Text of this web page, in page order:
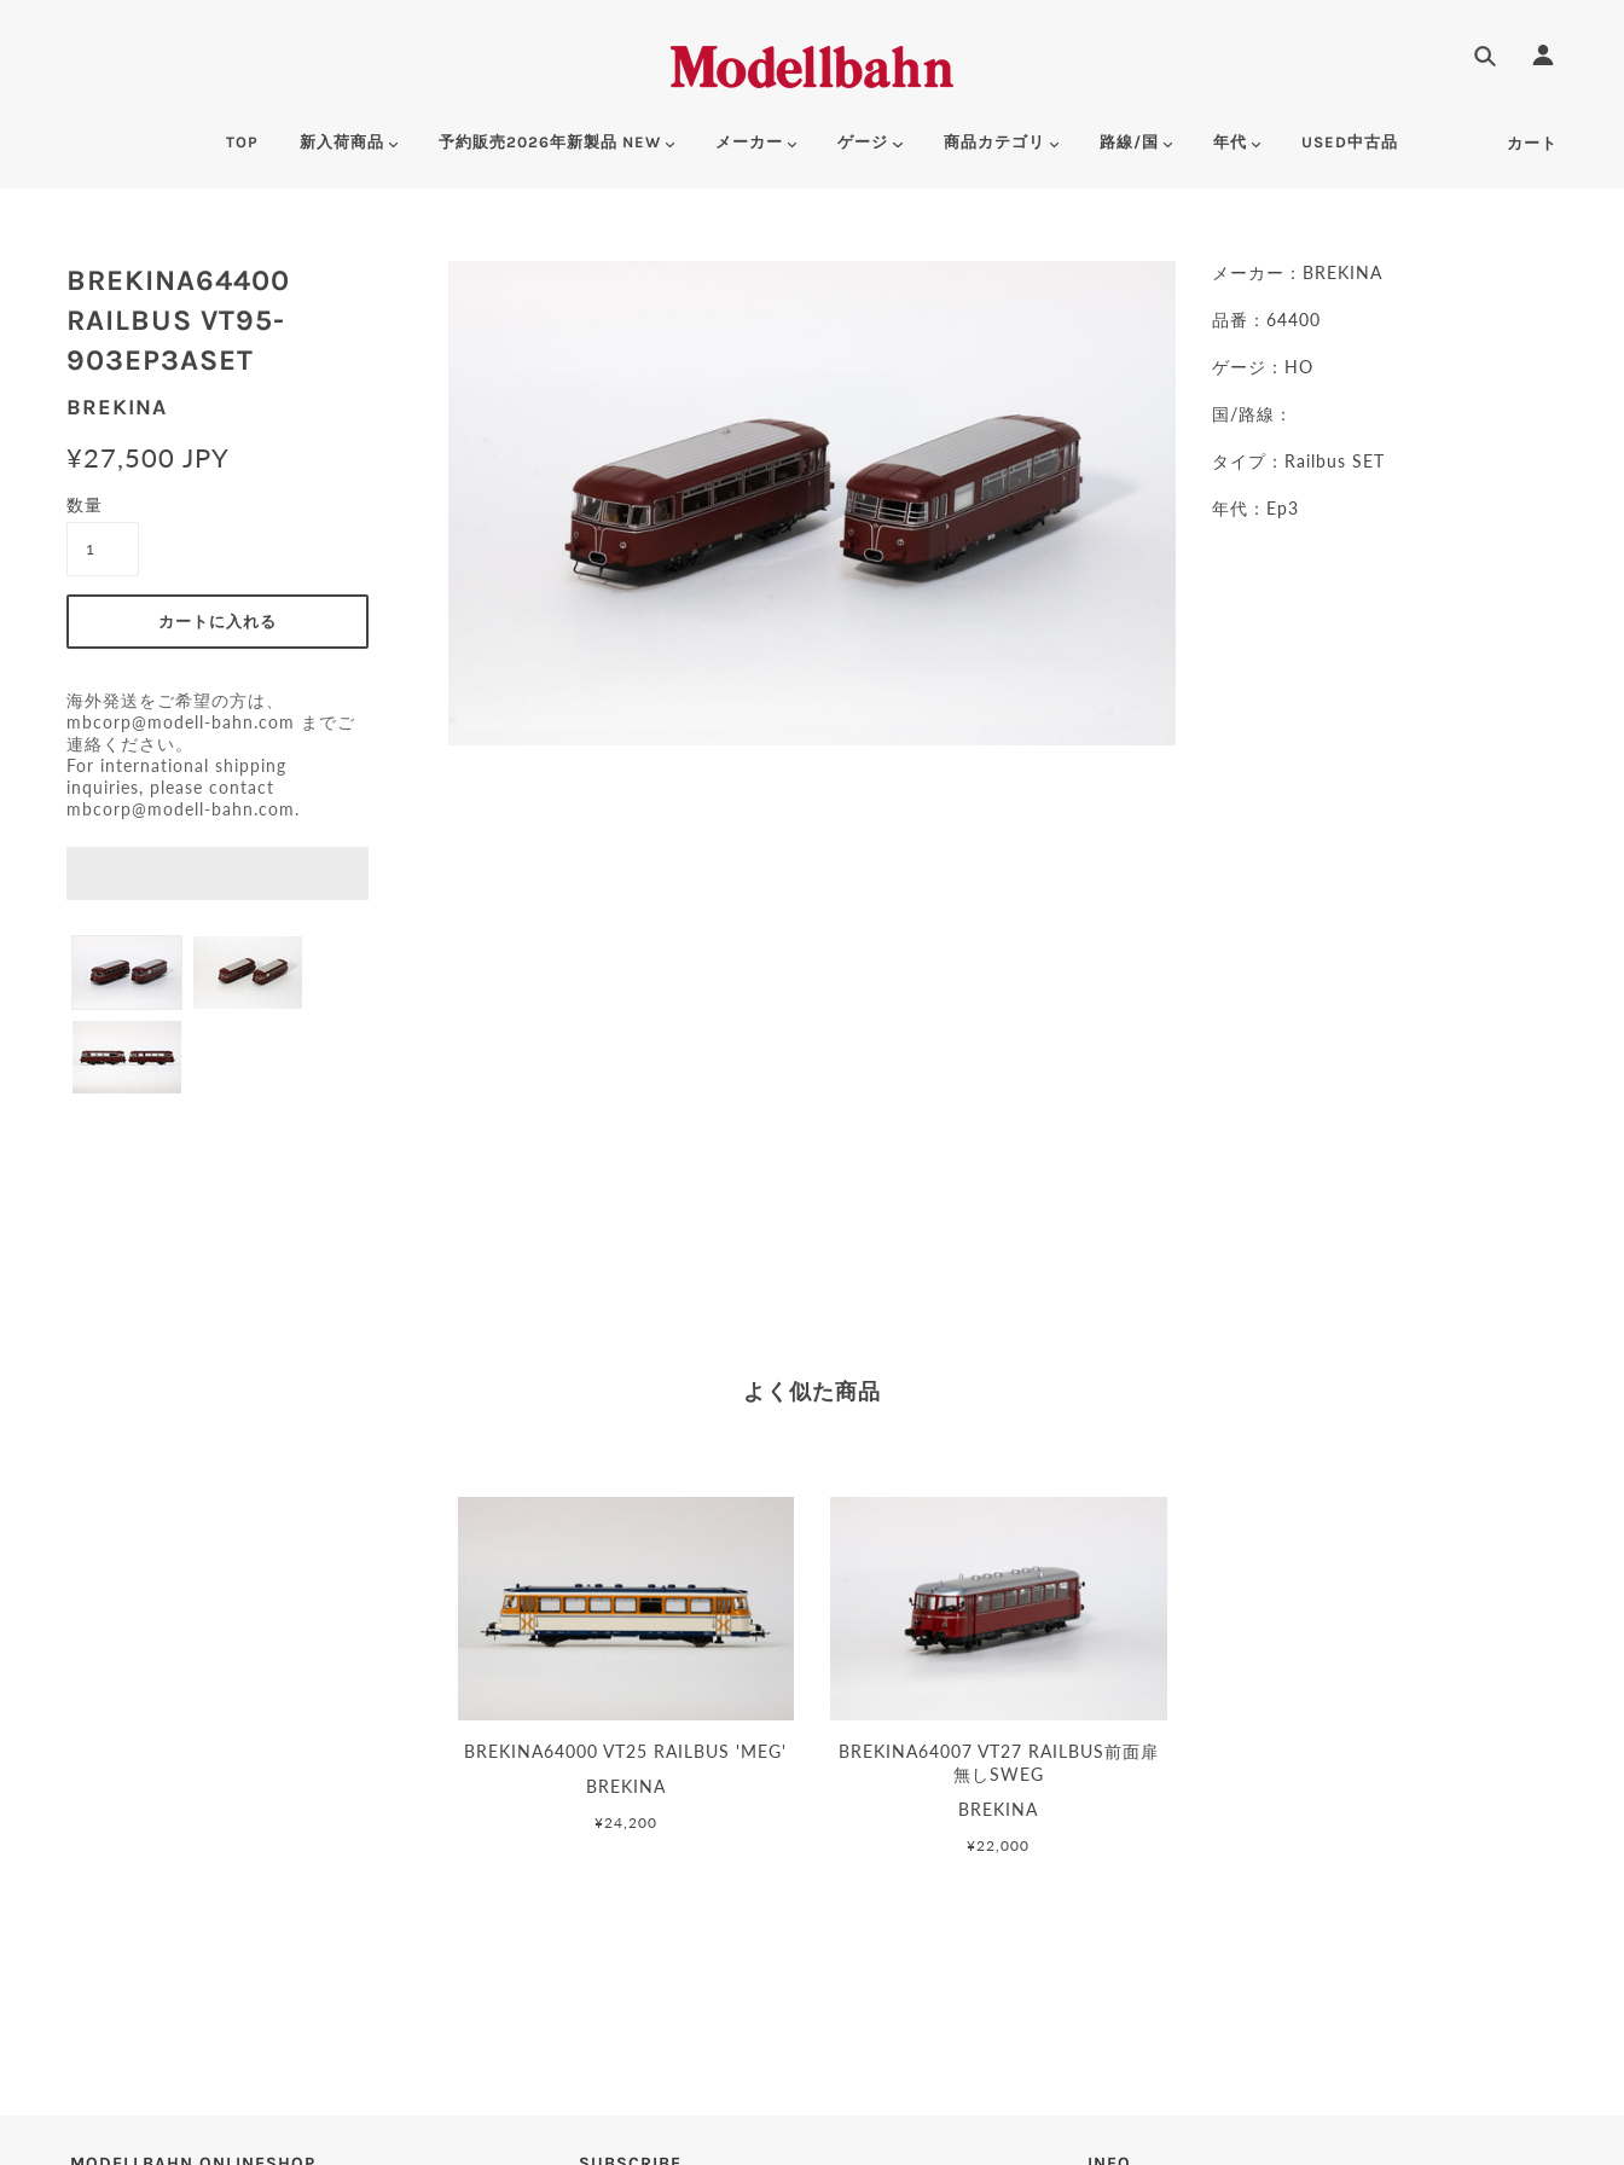
TOP 新入荷商品 予約販売2026年新製品 NEW メーカー ゲージ 商品カテゴリ 路線/国 年代 USED中古品 カート
BREKINA64400
RAILBUS VT95-
903EP3ASET
BREKINA
¥27,500 JPY
数量
海外発送をご希望の方は、
mbcorp@modell-bahn.com
までご
連絡ください。
For international shipping
inquiries, please contact
mbcorp@modell-bahn.com.
メーカー：BREKINA
品番：64400
ゲージ：HO
国/路線：
タイプ：Railbus SET
年代：Ep3
よく似た商品
BREKINA64000 VT25 RAILBUS 'MEG'
BREKINA
¥24,200
BREKINA64007 VT27 RAILBUS前面扉
無しSWEG
BREKINA
¥22,000